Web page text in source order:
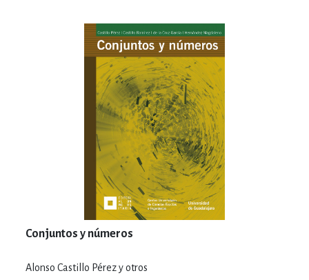
Conjuntos y números
Alonso Castillo Pérez y otros